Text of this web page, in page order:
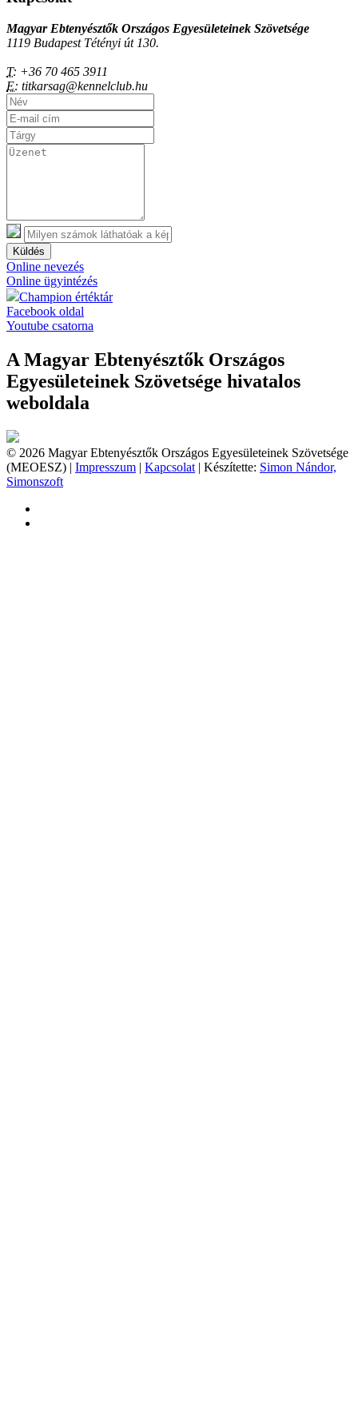
Magyar Ebtenyésztők Országos Egyesületeinek Szövetsége
1119 Budapest Tétényi út 130.
T: +36 70 465 3911
E: titkarsag@kennelclub.hu
Küldés
Online nevezés
Online ügyintézés
Champion értéktár
Facebook oldal
Youtube csatorna
A Magyar Ebtenyésztők Országos
Egyesületeinek Szövetsége hivatalos
weboldala
© 2026 Magyar Ebtenyésztők Országos Egyesületeinek Szövetsége
(MEOESZ) | Impresszum | Kapcsolat | Készítette: Simon Nándor,
Simonszoft